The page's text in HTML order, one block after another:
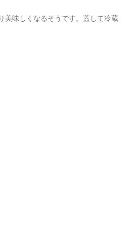
美味しくなるそうです。蓋して冷蔵